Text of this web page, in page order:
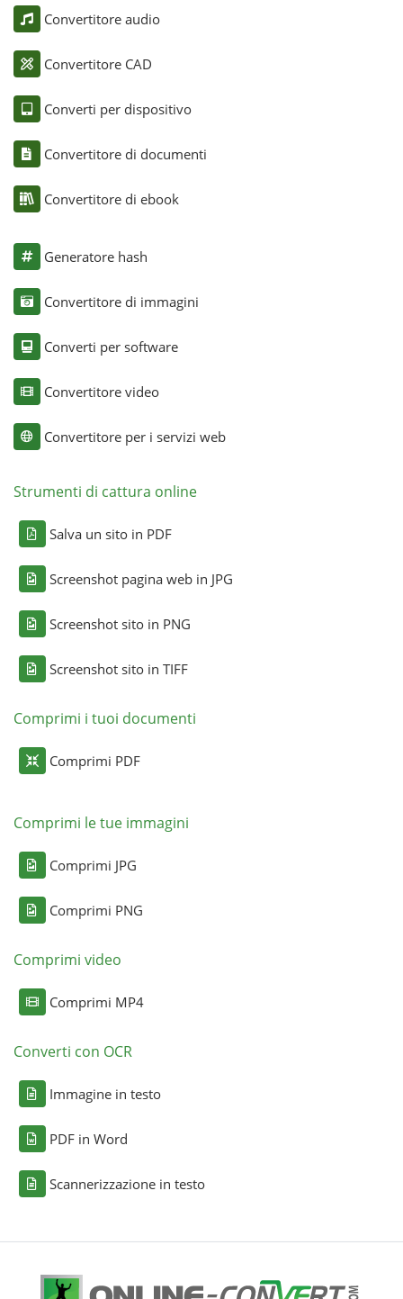
Convertitore audio
Convertitore CAD
Converti per dispositivo
Convertitore di documenti
Convertitore di ebook
Generatore hash
Convertitore di immagini
Converti per software
Convertitore video
Convertitore per i servizi web
Strumenti di cattura online
Salva un sito in PDF
Screenshot pagina web in JPG
Screenshot sito in PNG
Screenshot sito in TIFF
Comprimi i tuoi documenti
Comprimi PDF
Comprimi le tue immagini
Comprimi JPG
Comprimi PNG
Comprimi video
Comprimi MP4
Converti con OCR
Immagine in testo
PDF in Word
Scannerizzazione in testo